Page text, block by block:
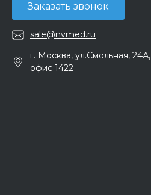
Заказать звонок
sale@nvmed.ru
г. Москва, ул.Смольная, 24А,
офис 1422